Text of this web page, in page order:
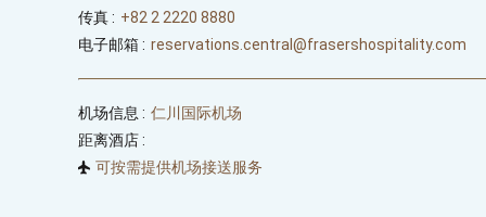
传真 : +82 2 2220 8880
电子邮箱 : reservations.central@frasershospitality.com
机场信息 : 仁川国际机场
距离酒店 :
可按需提供机场接送服务